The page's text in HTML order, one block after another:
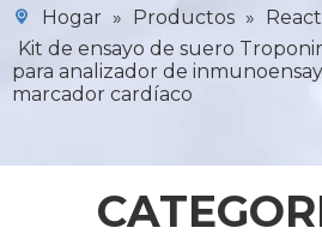
Hogar » Productos »
Kit de ensayo de suero
para analizador de
marcador cardíaco